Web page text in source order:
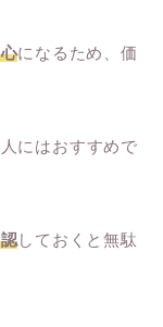
になるため、価
にはおすすめで
しておくと無駄